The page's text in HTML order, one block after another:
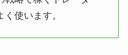
使います。